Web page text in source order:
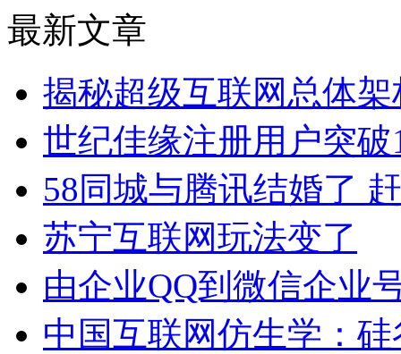
最新文章
揭秘超级互联网总体
世纪佳缘注册用户突
58同城与腾讯结婚了
苏宁互联网玩法变了
由企业QQ到微信企业
中国互联网仿生学：